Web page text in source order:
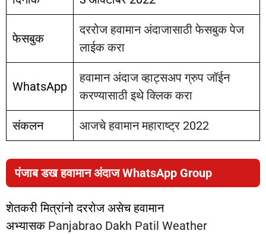
फेसबुक
दररोज हवामान अंदाजासाठी फेसबुक पेज
लाईक करा
WhatsApp
हवामान अंदाज व्हाट्सअप ग्रुप जॉईन
करण्यासाठी इथे क्लिक करा
संकलन आजचे हवामान महाराष्ट्र 2022
पंजाब डख हवामान अंदाज WhatsApp Group
शेतकरी मित्रांनो दररोज असेच हवामान
अभ्यासक Panjabrao Dakh Patil Weather